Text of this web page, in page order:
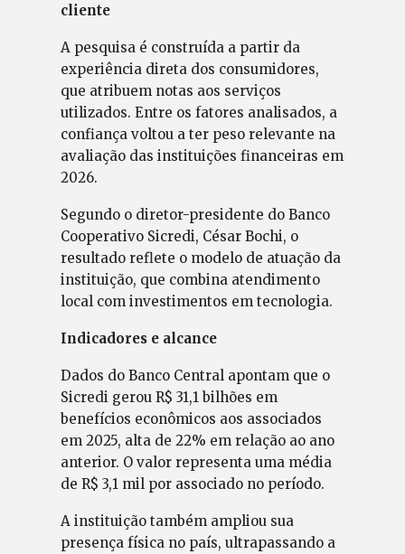
cliente
A pesquisa é construída a partir da
experiência direta dos consumidores,
que atribuem notas aos serviços
utilizados. Entre os fatores analisados, a
confiança voltou a ter peso relevante na
avaliação das instituições financeiras em
2026.
Segundo o diretor-presidente do Banco
Cooperativo Sicredi, César Bochi, o
resultado reflete o modelo de atuação da
instituição, que combina atendimento
local com investimentos em tecnologia.
Indicadores e alcance
Dados do Banco Central apontam que o
Sicredi gerou R$ 31,1 bilhões em
benefícios econômicos aos associados
em 2025, alta de 22% em relação ao ano
anterior. O valor representa uma média
de R$ 3,1 mil por associado no período.
A instituição também ampliou sua
presença física no país, ultrapassando a